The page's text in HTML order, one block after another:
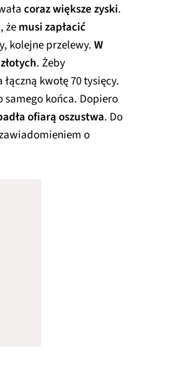
coraz większe zyski.
żemusi zapłacić
kolejne przelewy.W
. Żeby
kwotę 70 tysięcy.
samego końca. Dopiero
ofiarą oszustwa. Do
o